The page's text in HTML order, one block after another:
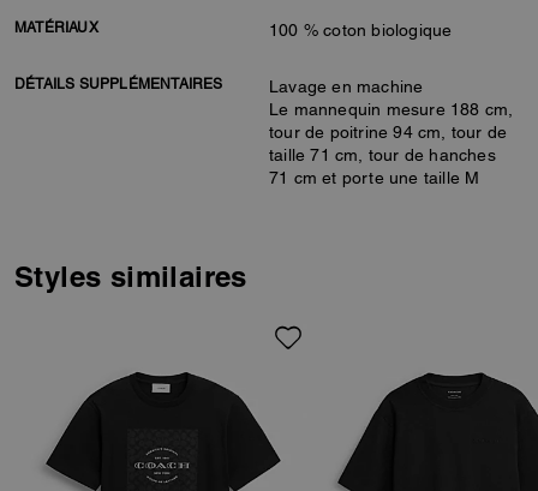
MATÉRIAUX 100 % coton biologique
DÉTAILS SUPPLÉMENTAIRES
Lavage en machine
Le mannequin mesure 188 cm,
tour de poitrine 94 cm, tour de
taille 71 cm, tour de hanches
71 cm et porte une taille M
Styles similaires